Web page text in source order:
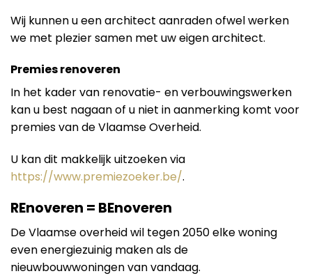
Wij kunnen u een architect aanraden ofwel werken
we met plezier samen met uw eigen architect.
Premies renoveren
In het kader van renovatie- en verbouwingswerken
kan u best nagaan of u niet in aanmerking komt voor
premies van de Vlaamse Overheid.
U kan dit makkelijk uitzoeken via
https://www.premiezoeker.be/.
REnoveren = BEnoveren
De Vlaamse overheid wil tegen 2050 elke woning
even energiezuinig maken als de
nieuwbouwwoningen van vandaag.